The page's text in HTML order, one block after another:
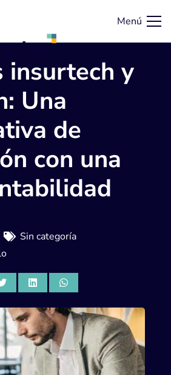
Menú
insurtech y
Una
de
con una
Sin categoría